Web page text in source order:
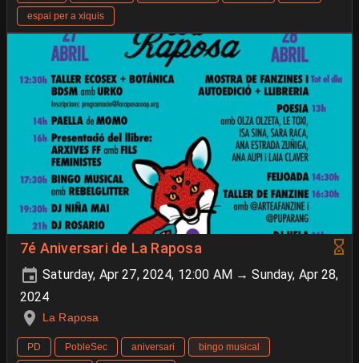
espai per a xiquis
7é Aniversari de La Raposa
Saturday, Apr 27, 2024, 12:00 AM → Sunday, Apr 28,
2024
La Raposa
PD PobleSec aniversari
bingo musical